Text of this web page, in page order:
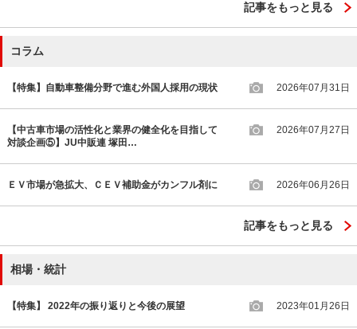
記事をもっと見る
コラム
【特集】自動車整備分野で進む外国人採用の現状 2026年07月31日
【中古車市場の活性化と業界の健全化を目指して
対談企画⑤】JU中販連 塚田…
2026年07月27日
ＥＶ市場が急拡大、ＣＥＶ補助金がカンフル剤に 2026年06月26日
記事をもっと見る
相場・統計
【特集】 2022年の振り返りと今後の展望 2023年01月26日